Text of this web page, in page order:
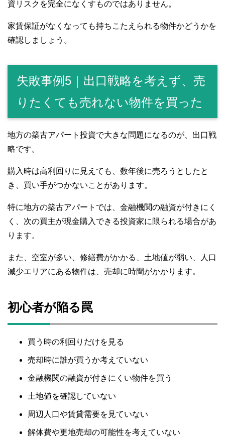
資リスクを完全になくすものではありません。
家賃保証がなくなっても持ちこたえられる物件かどうかを
確認しましょう。
失敗事例5｜出口戦略を考えず、売
りたくても売れない物件を買った
地方の築古アパート投資で大きな問題になるのが、出口戦
略です。
購入時は高利回りに見えても、数年後に売ろうとしたと
き、買い手がつかないことがあります。
特に地方の築古アパートでは、金融機関の融資が付きにく
く、次の買主が現金購入できる投資家に限られる場合があ
ります。
また、空室が多い、修繕費がかかる、土地値が弱い、人口
減少エリアにある物件は、売却に時間がかかります。
初心者が陥る罠
買う時の利回りだけを見る
売却時に誰が買うか考えていない
金融機関の融資が付きにくい物件を買う
土地値を確認していない
周辺人口や賃貸需要を見ていない
解体費や更地売却の可能性を考えていない